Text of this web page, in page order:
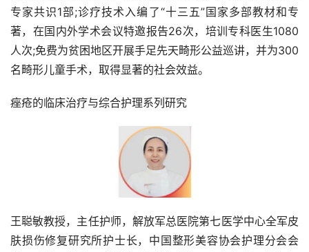
专家共识1部;诊疗技术入编了“十三五”国家多部教材和专
著，在国内外学术会议特邀报告26次，培训专科医生1080
人次;免费为贫困地区开展手足先天畸形公益巡讲，并为300
名畸形儿童手术，取得显著的社会效益。
痤疮的临床治疗与综合护理系列研究
王聪敏教授，主任护师，解放军总医院第七医学中心全军皮
肤损伤修复研究所护士长，中国整形美容协会护理分会会